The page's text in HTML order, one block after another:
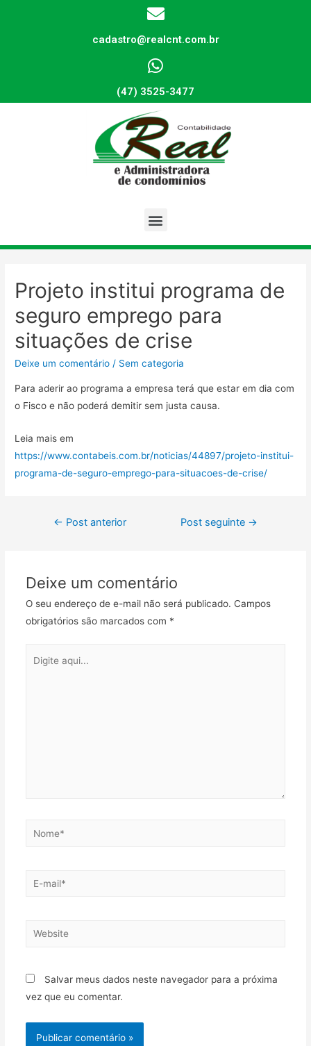
cadastro@realcnt.com.br
(47) 3525-3477
Projeto institui programa de
seguro emprego para
situações de crise
Deixe um comentário / Sem categoria
Para aderir ao programa a empresa terá que estar em dia com
o Fisco e não poderá demitir sem justa causa.
Leia mais em
https://www.contabeis.com.br/noticias/44897/projeto-institui-
programa-de-seguro-emprego-para-situacoes-de-crise/
← Post anterior Post seguinte →
Deixe um comentário
O seu endereço de e-mail não será publicado. Campos
obrigatórios são marcados com *
Salvar meus dados neste navegador para a próxima
vez que eu comentar.